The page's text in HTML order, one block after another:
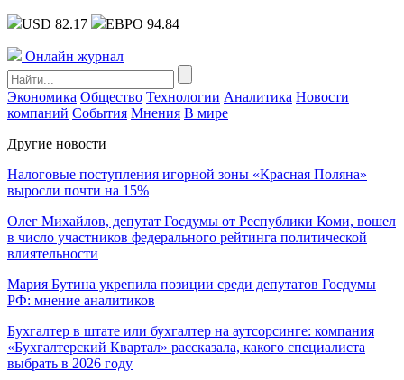
USD 82.17 ЕВРО 94.84
Онлайн журнал
Экономика Общество Технологии Аналитика Новости
компаний События Мнения В мире
Другие новости
Налоговые поступления игорной зоны «Красная Поляна»
выросли почти на 15%
Олег Михайлов, депутат Госдумы от Республики Коми, вошел
в число участников федерального рейтинга политической
влиятельности
Мария Бутина укрепила позиции среди депутатов Госдумы
РФ: мнение аналитиков
Бухгалтер в штате или бухгалтер на аутсорсинге: компания
«Бухгалтерский Квартал» рассказала, какого специалиста
выбрать в 2026 году